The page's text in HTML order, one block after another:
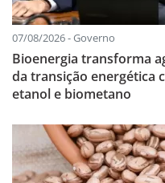
07/08/2026 - Governo
Bioenergia transforma
da transição energética
etanol e biometano